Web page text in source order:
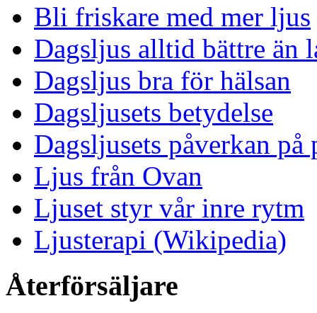
Bli friskare med mer ljus
Dagsljus alltid bättre än
Dagsljus bra för hälsan
Dagsljusets betydelse
Dagsljusets påverkan på
Ljus från Ovan
Ljuset styr vår inre rytm
Ljusterapi (Wikipedia)
Återförsäljare